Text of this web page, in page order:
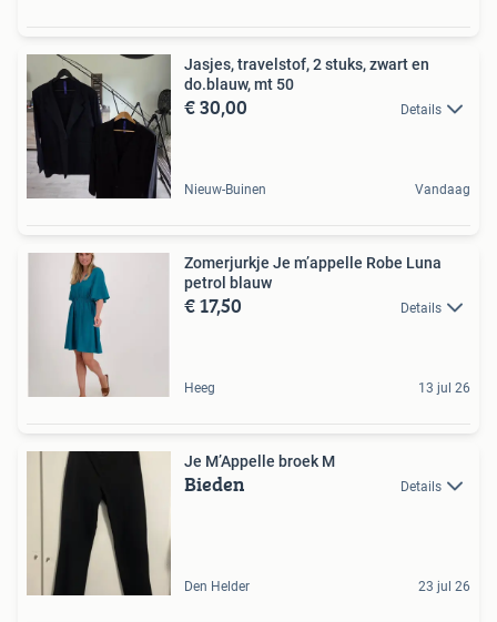
Jasjes, travelstof, 2 stuks, zwart en
do.blauw, mt 50
€ 30,00 Details
Nieuw-Buinen Vandaag
Zomerjurkje Je m’appelle Robe Luna
petrol blauw
€ 17,50 Details
Heeg 13 jul 26
Je M’Appelle broek M
Bieden Details
Den Helder 23 jul 26